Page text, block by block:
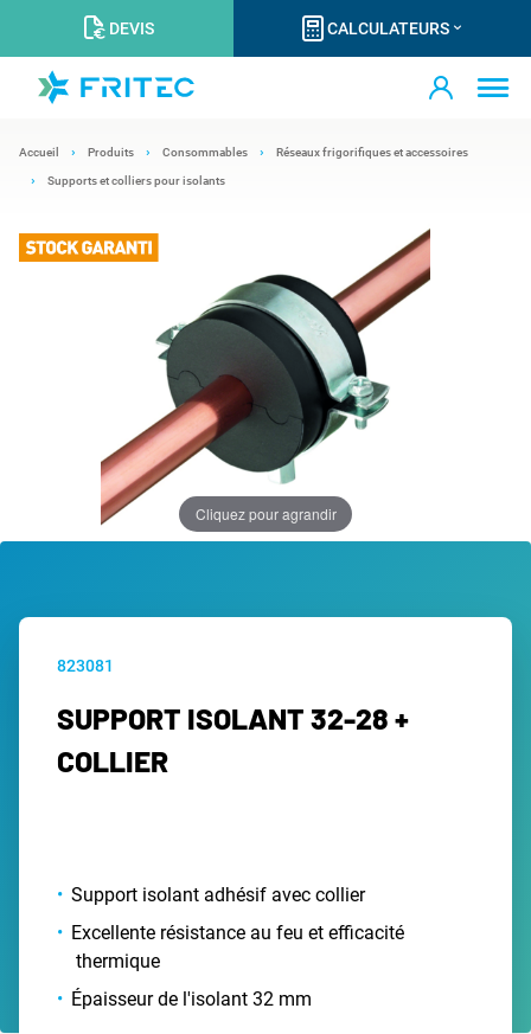
DEVIS CALCULATEURS
Accueil Produits Consommables Réseaux frigorifiques et accessoires
Supports et colliers pour isolants
Cliquez pour agrandir
823081
SUPPORT ISOLANT 32-28 +
COLLIER
Support isolant adhésif avec collier
Excellente résistance au feu et efficacité
thermique
Épaisseur de l'isolant 32 mm